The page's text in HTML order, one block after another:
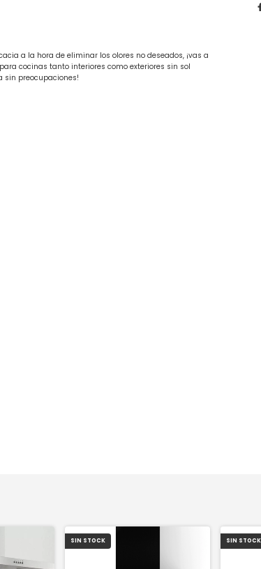
a la hora de eliminar los olores no deseados, ¡vas a
cocinas tanto interiores como exteriores sin sol
sin preocupaciones!
SIN STOCK SIN STOCK